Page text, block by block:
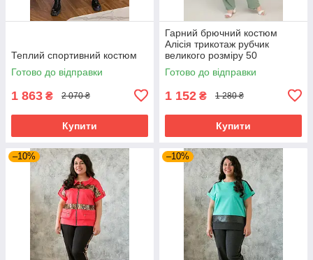
Теплий спортивний костюм
Готово до відправки
1 863 ₴ 2 070 ₴
Купити
Гарний брючний костюм
Алісія трикотаж рубчик
великого розміру 50
Готово до відправки
1 152 ₴ 1 280 ₴
Купити
–10% –10%